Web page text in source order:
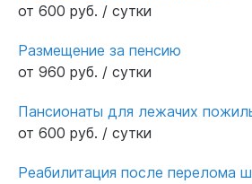
от 600 руб. / сутки
Размещение за пенсию
от 960 руб. / сутки
Пансионаты для лежачих
от 600 руб. / сутки
Реабилитация после перелома